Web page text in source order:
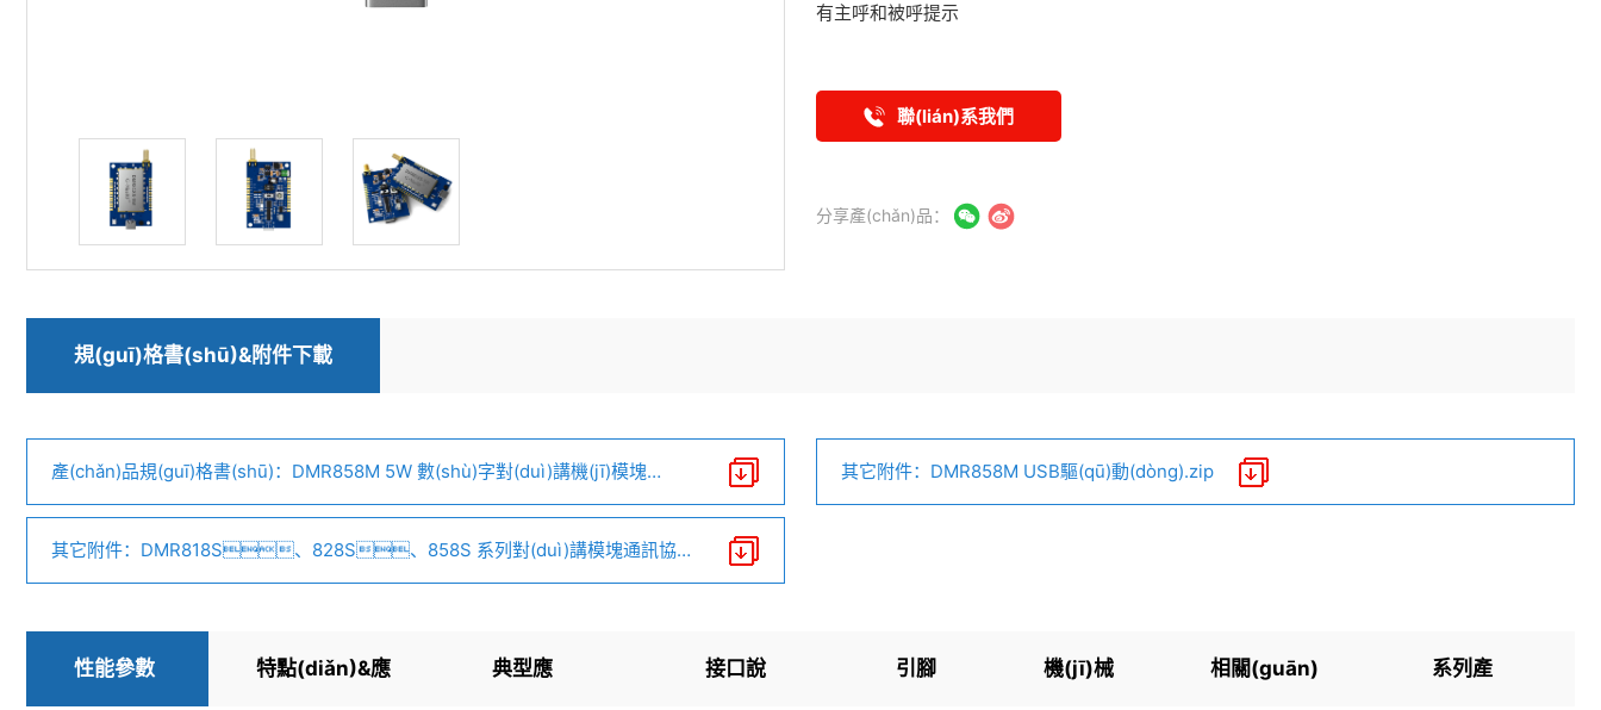
有主呼和被呼提示
聯(lián)系我們
分享產(chǎn)品：
規(guī)格書(shū)&附件下載
產(chǎn)品規(guī)格書(shū)：DMR858M 5W 數(shù)字對(duì)講機(jī)模塊
其它附件：DMR858M USB驅(qū)動(dòng).zip
其它附件：DMR818S、828S、858S 系列對(duì)講模塊通訊協
性能參數 特點(diǎn)&應 典型應 接口說 引腳 機(jī)械 相關(guān) 系列產